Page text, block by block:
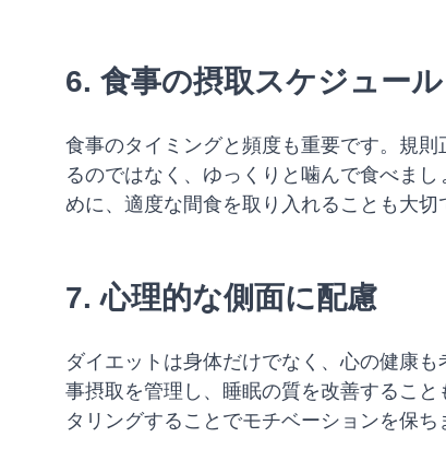
6. 食事の摂取スケジュール
食事のタイミングと頻度も重要です。規
るのではなく、ゆっくりと噛んで食べま
めに、適度な間食を取り入れることも大切
7. 心理的な側面に配慮
ダイエットは身体だけでなく、心の健康
事摂取を管理し、睡眠の質を改善するこ
タリングすることでモチベーションを保ち